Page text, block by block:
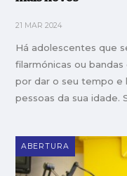
21 MAR 2024
Há adolescentes que
filarmónicas ou
por dar o seu tempo e
pessoas da sua idade.
ABERTURA